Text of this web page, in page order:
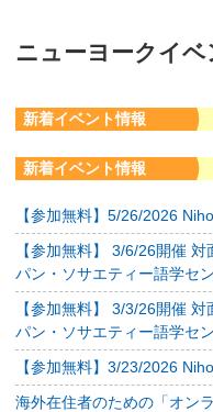
ニューヨークイ
新着イベント情報
新着イベント情報
【参加無料】5/26/2026
【参加無料】 3/6/26開催
パン・ソサエティー語学セ
【参加無料】 3/3/26開催
パン・ソサエティー語学セ
【参加無料】3/23/2026
海外在住者のための「オン